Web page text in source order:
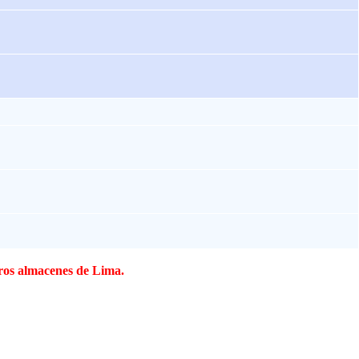
almacenes de Lima.